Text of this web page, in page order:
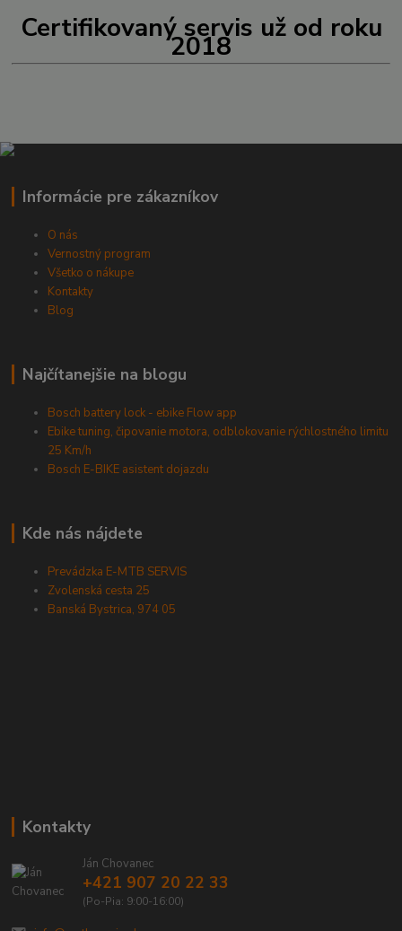
Certifikovaný servis už od roku
2018
Informácie pre zákazníkov
O nás
Vernostný program
Všetko o nákupe
Kontakty
Blog
Najčítanejšie na blogu
Bosch battery lock - ebike Flow app
Ebike tuning, čipovanie motora, odblokovanie rýchlostného limitu
25 Km/h
Bosch E-BIKE asistent dojazdu
Kde nás nájdete
Prevádzka E-MTB SERVIS
Zvolenská cesta 25
Banská Bystrica, 974 05
Kontakty
Ján Chovanec
+421 907 20 22 33
(Po-Pia: 9:00-16:00)